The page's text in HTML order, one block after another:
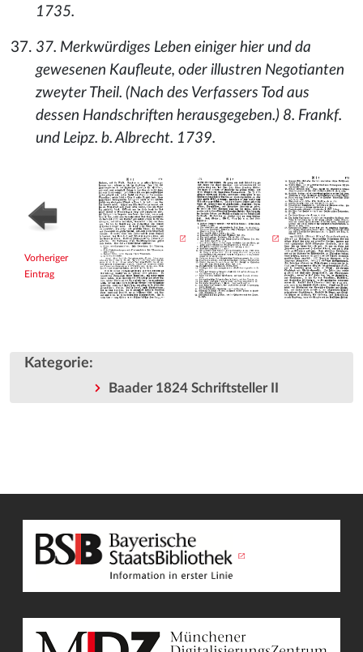
1735.
37. Merkwürdiges Leben einiger hier und da
gewesenen Kaufleute, oder illustren Negotianten
zweyter Theil. (Nach des Verfassers Tod aus
dessen Handschriften herausgegeben.) 8. Frankf.
und Leipz. b. Albrecht. 1739.
Vorheriger
Eintrag
Kategorie:
Baader 1824 Schriftsteller II